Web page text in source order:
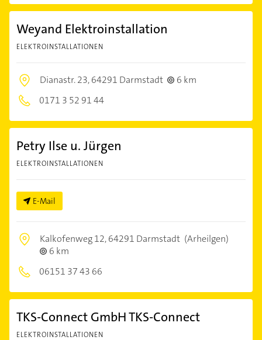
Weyand Elektroinstallation
ELEKTROINSTALLATIONEN
Dianastr. 23,64291 Darmstadt
6 km
0171 3 52 91 44
Petry Ilse u. Jürgen
ELEKTROINSTALLATIONEN
E-Mail
Kalkofenweg 12,64291 Darmstadt (Arheilgen)
6 km
06151 37 43 66
TKS-Connect GmbH TKS-Connect
ELEKTROINSTALLATIONEN